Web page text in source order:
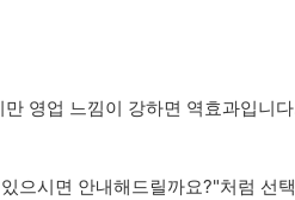
영업 느낌이 강하면 역효과입니
으시면 안내해드릴까요?"처럼 선